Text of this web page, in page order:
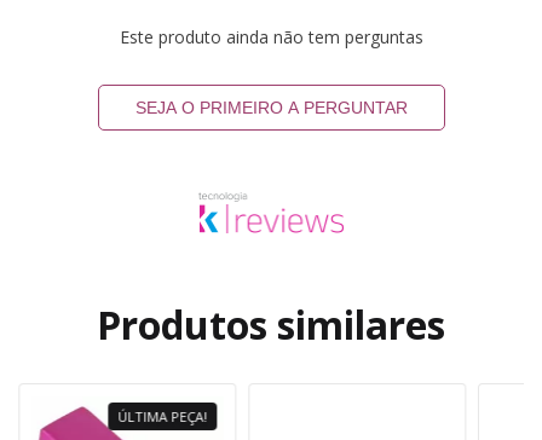
Este produto ainda não tem perguntas
SEJA O PRIMEIRO A PERGUNTAR
Produtos similares
ÚLTIMA PEÇA!